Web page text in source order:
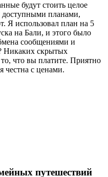
будут стоить целое
доступными планами,
Я использовал план на 5
на Бали, и этого было
сообщениями и
Никаких скрытых
что вы платите. Приятно
честна с ценами.
путешествий